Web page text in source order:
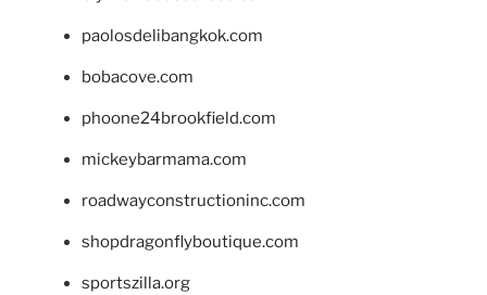
paolosdelibangkok.com
bobacove.com
phoone24brookfield.com
mickeybarmama.com
roadwayconstructioninc.com
shopdragonflyboutique.com
sportszilla.org